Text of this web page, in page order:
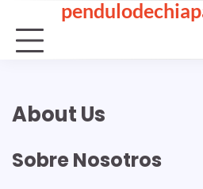
content
About Us
Sobre Nosotros